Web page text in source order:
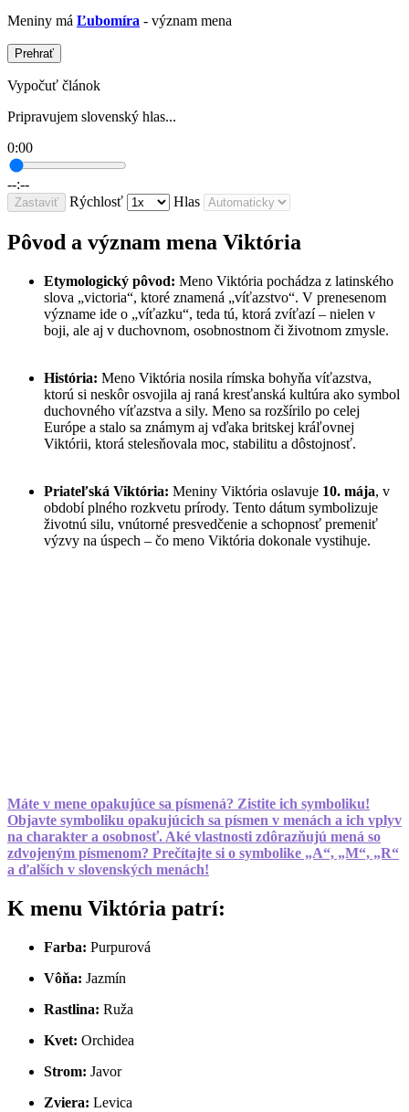
Meniny má Ľubomíra - význam mena
Prehrať
Vypočuť článok
Pripravujem slovenský hlas...
0:00
--:--
Zastaviť Rýchlosť Hlas
Pôvod a význam mena Viktória
Etymologický pôvod: Meno Viktória pochádza z latinského
slova „victoria“, ktoré znamená „víťazstvo“. V prenesenom
význame ide o „víťazku“, teda tú, ktorá zvíťazí – nielen v
boji, ale aj v duchovnom, osobnostnom či životnom zmysle.
História: Meno Viktória nosila rímska bohyňa víťazstva,
ktorú si neskôr osvojila aj raná kresťanská kultúra ako symbol
duchovného víťazstva a sily. Meno sa rozšírilo po celej
Európe a stalo sa známym aj vďaka britskej kráľovnej
Viktórii, ktorá stelesňovala moc, stabilitu a dôstojnosť.
Priateľská Viktória: Meniny Viktória oslavuje 10. mája, v
období plného rozkvetu prírody. Tento dátum symbolizuje
životnú silu, vnútorné presvedčenie a schopnosť premeniť
výzvy na úspech – čo meno Viktória dokonale vystihuje.
Máte v mene opakujúce sa písmená? Zistite ich symboliku!
Objavte symboliku opakujúcich sa písmen v menách a ich vplyv
na charakter a osobnosť. Aké vlastnosti zdôrazňujú mená so
zdvojeným písmenom? Prečítajte si o symbolike „A“, „M“, „R“
a ďalších v slovenských menách!
K menu Viktória patrí:
Farba: Purpurová
Vôňa: Jazmín
Rastlina: Ruža
Kvet: Orchidea
Strom: Javor
Zviera: Levica